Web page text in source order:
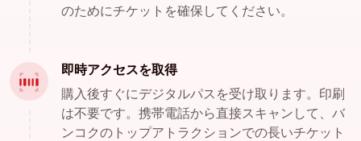
のためにチケットを確保してください。
即時アクセスを取得
購入後すぐにデジタルパスを受け取ります。印刷
は不要です。携帯電話から直接スキャンして、バ
ンコクのトップアトラクションでの長いチケット